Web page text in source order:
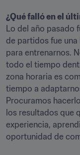
¿Qué falló en el
Lo del año pasado
de partidos fue
para entrenarnos.
todo el tiempo
zona horaria es
tiempo a
Procuramos
los resultados que
experiencia,
oportunidad de